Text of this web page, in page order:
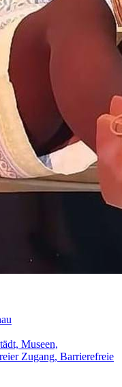
Museen,
Zugang, Barrierefreie